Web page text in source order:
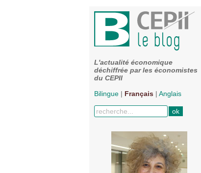
L'actualité économique
déchiffrée par les économistes
du CEPII
Bilingue | Français | Anglais